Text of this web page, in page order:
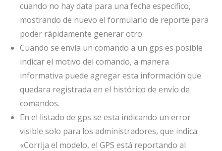
cuando no hay data para una fecha especifico,
mostrando de nuevo el formulario de reporte para
poder rápidamente generar otro.
Cuando se envía un comando a un gps es posible
indicar el motivo del comando, a manera
informativa puede agregar esta información que
quedara registrada en el histórico de envío de
comandos.
En el listado de gps se esta indicando un error
visible solo para los administradores, que indica:
«Corrija el modelo, el GPS está reportando al